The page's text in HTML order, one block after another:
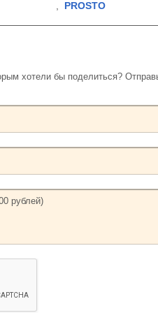
PROSTO
хотели бы поделиться?